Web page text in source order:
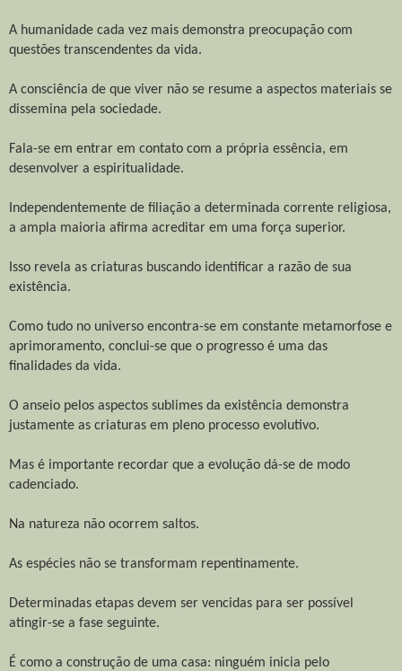
A humanidade cada vez mais demonstra preocupação com
questões transcendentes da vida.
A consciência de que viver não se resume a aspectos materiais se
dissemina pela sociedade.
Fala-se em entrar em contato com a própria essência, em
desenvolver a espiritualidade.
Independentemente de filiação a determinada corrente religiosa,
a ampla maioria afirma acreditar em uma força superior.
Isso revela as criaturas buscando identificar a razão de sua
existência.
Como tudo no universo encontra-se em constante metamorfose e
aprimoramento, conclui-se que o progresso é uma das
finalidades da vida.
O anseio pelos aspectos sublimes da existência demonstra
justamente as criaturas em pleno processo evolutivo.
Mas é importante recordar que a evolução dá-se de modo
cadenciado.
Na natureza não ocorrem saltos.
As espécies não se transformam repentinamente.
Determinadas etapas devem ser vencidas para ser possível
atingir-se a fase seguinte.
É como a construção de uma casa: ninguém inicia pelo